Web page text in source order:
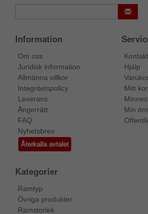
Information
Om oss
Juridisk information
Allmänna villkor
Integritetspolicy
Leverans
Ångerrätt
FAQ
Nyhetsbrev
Återkalla avtalet
Kontakt
Hjälp
Mitt
Min
Kategorier
Ramtyp
Övriga produkter
Ramstorlek